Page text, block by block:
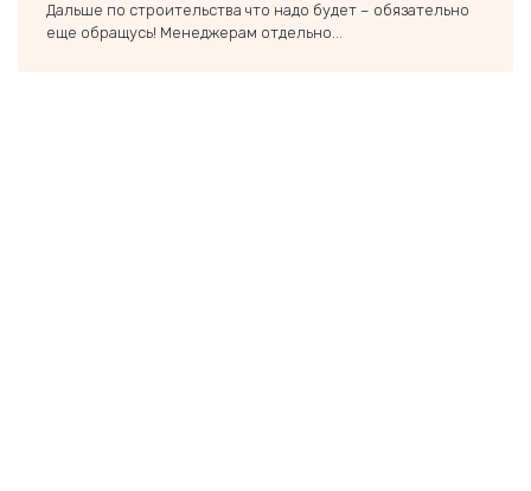
Дальше по строительства что надо будет – обязательно
еще обращусь! Менеджерам отдельно...